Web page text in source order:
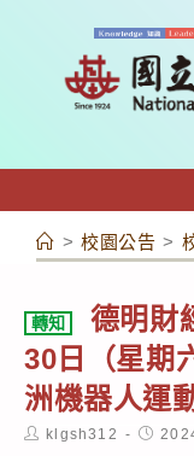
容
> 校園公告 >
轉知
德明財
30日（星期
洲機器人運
Postklgsh312
Post